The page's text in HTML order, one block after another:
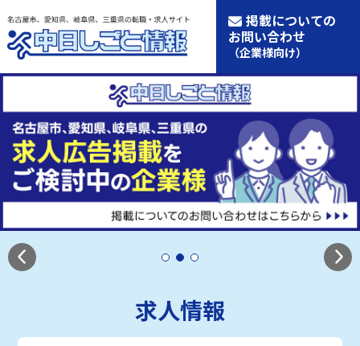
掲載についての
お問い合わせ
（企業様向け）
求人情報